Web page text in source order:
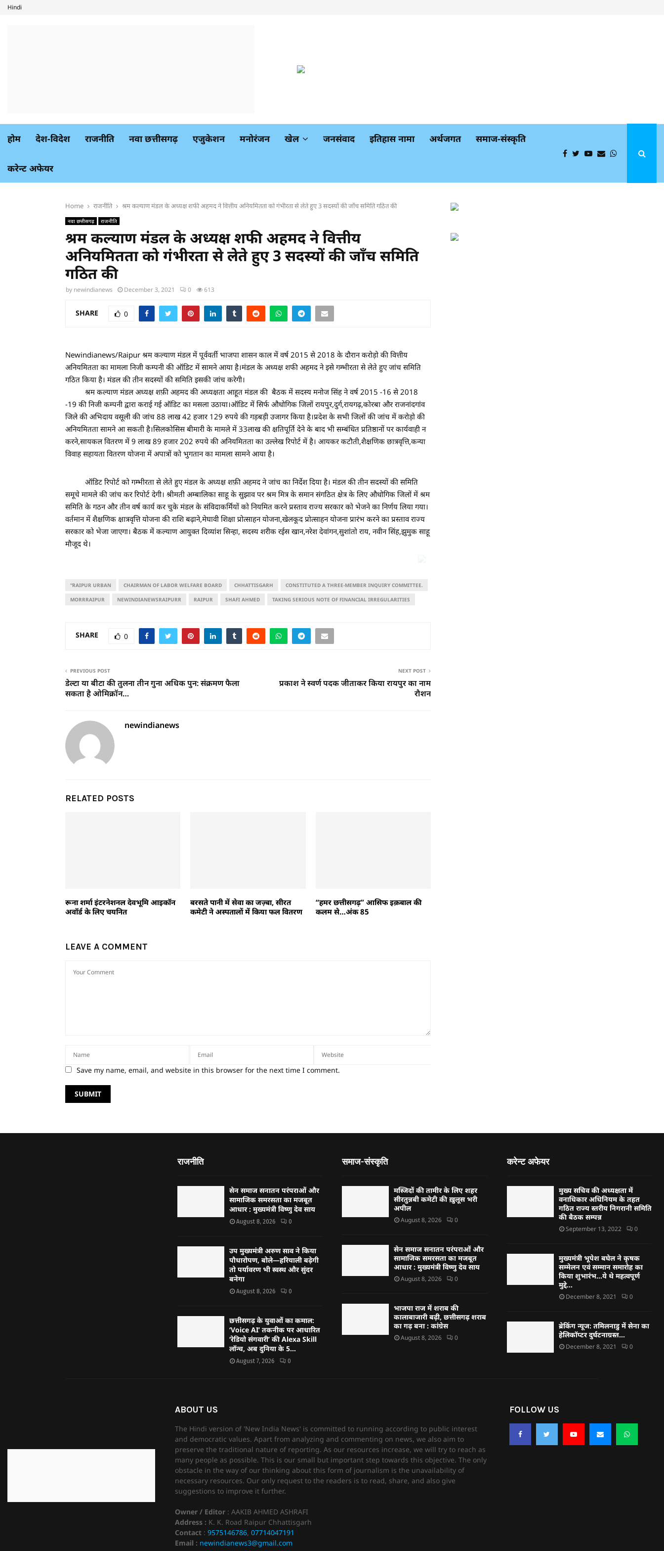
Hindi
होम देश-विदेश राजनीति नवा छत्तीसगढ़ एजुकेशन मनोरंजन खेल जनसंवाद इतिहास नामा अर्थजगत समाज-संस्कृति
करेन्ट अफेयर
Home राजनीति श्रम कल्याण मंडल के अध्यक्ष शफी अहमद ने वित्तीय अनियमितता को गंभीरता से लेते हुए 3 सदस्यों की जाँच समिति गठित की
नवा छत्तीसगढ़ राजनीति
श्रम कल्याण मंडल के अध्यक्ष शफी अहमद ने वित्तीय
अनियमितता को गंभीरता से लेते हुए 3 सदस्यों की जाँच समिति
गठित की
by newindianews December 3, 2021 0 613
SHARE 0
Newindianews/Raipur श्रम कल्याण मंडल में पूर्ववर्ती भाजपा शासन काल में वर्ष 2015 से 2018 के दौरान करोड़ो की वित्तीय
अनियमितता का मामला निजी कम्पनी की ऑडिट में सामने आया है।मंडल के अध्यक्ष शफी अहमद ने इसे गम्भीरता से लेते हुए जांच समिति
गठित किया है। मंडल की तीन सदस्यों की समिति इसकी जांच करेगी।
श्रम कल्याण मंडल अध्यक्ष शफ़ी अहमद की अध्यक्षता आहूत मंडल की बैठक में सदस्य मनोज सिंह ने वर्ष 2015 -16 से 2018
-19 की निजी कम्पनी द्वारा कराई गई ऑडिट का मसला उठाया।ऑडिट में सिर्फ औधोगिक जिलों रायपुर,दुर्ग,रायगढ़,कोरबा और राजनांदगांव
जिले की अभिदाय वसूली की जांच 88 लाख 42 हजार 129 रुपये की गड़बड़ी उजागर किया है।प्रदेश के सभी जिलों की जांच में करोड़ो की
अनियमितता सामने आ सकती है।सिलकोसिस बीमारी के मामले में 33लाख की क्षतिपूर्ति देने के बाद भी सम्बंधित प्रतिष्ठानों पर कार्यवाही न
करने,सायकल वितरण में 9 लाख 89 हजार 202 रुपये की अनियमितता का उल्लेख रिपोर्ट में है। आयकर कटौती,शैक्षणिक छात्रवृत्ति,कन्या
विवाह सहायता वितरण योजना में अपात्रों को भुगतान का मामला सामने आया है।
ऑडिट रिपोर्ट को गम्भीरता से लेते हुए मंडल के अध्यक्ष शफ़ी अहमद ने जांच का निर्देश दिया है। मंडल की तीन सदस्यों की समिति
समूचे मामले की जांच कर रिपोर्ट देगी। श्रीमती अम्बालिका साहू के सुझाव पर श्रम मित्र के समान संगठित क्षेत्र के लिए औधोगिक जिलों में श्रम
समिति के गठन और तीन वर्ष कार्य कर चुके मंडल के संविदाकर्मियों को नियमित करने प्रस्ताव राज्य सरकार को भेजने का निर्णय लिया गया।
वर्तमान में शैक्षणिक क्षात्रवृत्ति योजना की राशि बढ़ाने,मेघावी शिक्षा प्रोत्साहन योजना,खेलकूद प्रोत्साहन योजना प्रारंभ करने का प्रस्ताव राज्य
सरकार को भेजा जाएगा। बैठक में कल्याण आयुक्त दिव्यांश सिन्हा, सदस्य शरीक रईस खान,नरेश देवांगन,सुशांतो राय, नवीन सिंह,झुमुक साहू
मौजूद थे।
“RAIPUR URBAN CHAIRMAN OF LABOR WELFARE BOARD CHHATTISGARH CONSTITUTED A THREE-MEMBER INQUIRY COMMITTEE.
MORRRAIPUR NEWINDIANEWSRAIPURR RAIPUR SHAFI AHMED TAKING SERIOUS NOTE OF FINANCIAL IRREGULARITIES
SHARE 0
PREVIOUS POST
डेल्टा या बीटा की तुलना तीन गुना अधिक पुन: संक्रमण फैला
सकता है ओमिक्रॉन…
NEXT POST
प्रकाश ने स्वर्ण पदक जीताकर किया रायपुर का नाम
रौशन
newindianews
RELATED POSTS
रूना शर्मा इंटरनेशनल देवभूमि आइकॉन
अवॉर्ड के लिए चयनित
बरसते पानी में सेवा का जज़्बा, सीरत
कमेटी ने अस्पतालों में किया फल वितरण
“हमर छत्तीसगढ़” आसिफ इक़बाल की
कलम से…अंक 85
LEAVE A COMMENT
Save my name, email, and website in this browser for the next time I comment.
राजनीति
सेन समाज सनातन परंपराओं और
सामाजिक समरसता का मजबूत
आधार : मुख्यमंत्री विष्णु देव साय
August 8, 2026 0
उप मुख्यमंत्री अरुण साव ने किया
पौधारोपण, बोले—हरियाली बढ़ेगी
तो पर्यावरण भी स्वस्थ और सुंदर
बनेगा
August 8, 2026 0
छत्तीसगढ़ के युवाओं का कमाल:
‘Voice AI’ तकनीक पर आधारित
‘रेडियो संगवारी’ की Alexa Skill
लॉन्च, अब दुनिया के 5...
August 7, 2026 0
समाज-संस्कृति
मस्जिदों की तामीर के लिए शहर
सीरतुन्नबी कमेटी की ख़ुलूस भरी
अपील
August 8, 2026 0
सेन समाज सनातन परंपराओं और
सामाजिक समरसता का मजबूत
आधार : मुख्यमंत्री विष्णु देव साय
August 8, 2026 0
भाजपा राज में शराब की
कालाबाजारी बढ़ी, छत्तीसगढ़ शराब
का गढ़ बना : कांग्रेस
August 8, 2026 0
करेन्ट अफेयर
मुख्य सचिव की अध्यक्षता में
वनाधिकार अधिनियम के तहत
गठित राज्य स्तरीय निगरानी समिति
की बैठक सम्पन्न
September 13, 2022 0
मुख्यमंत्री भूपेश बघेल ने कृषक
सम्मेलन एवं सम्मान समारोह का
किया शुभारंभ…ये थे महत्वपूर्ण
मुद्दे…
December 8, 2021 0
ब्रेकिंग न्यूज: तमिलनाडु में सेना का
हेलिकॉप्टर दुर्घटनाग्रस्त…
December 8, 2021 0
ABOUT US
The Hindi version of 'New India News' is committed to running according to public interest
and democratic values. Apart from analyzing and commenting on news, we also aim to
preserve the traditional nature of reporting. As our resources increase, we will try to reach as
many people as possible. This is our small but important step towards this objective. The only
obstacle in the way of our thinking about this form of journalism is the unavailability of
necessary resources. Our only request to the readers is to read, share, and also give
suggestions to improve it further.
Owner / Editor : AAKIB AHMED ASHRAFI
Address : K. K. Road Raipur Chhattisgarh
Contact: 9575146786, 07714047191
Email : newindianews3@gmail.com
FOLLOW US